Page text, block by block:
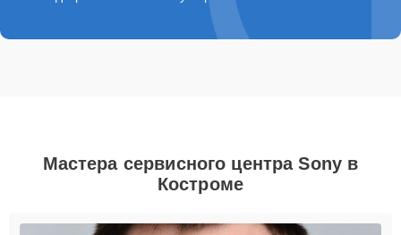
Мастера сервисного центра Sony в
Костроме